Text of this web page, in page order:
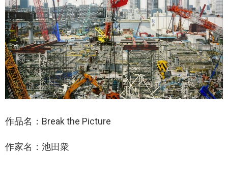
作品名：Break the Picture
作家名：池田衆